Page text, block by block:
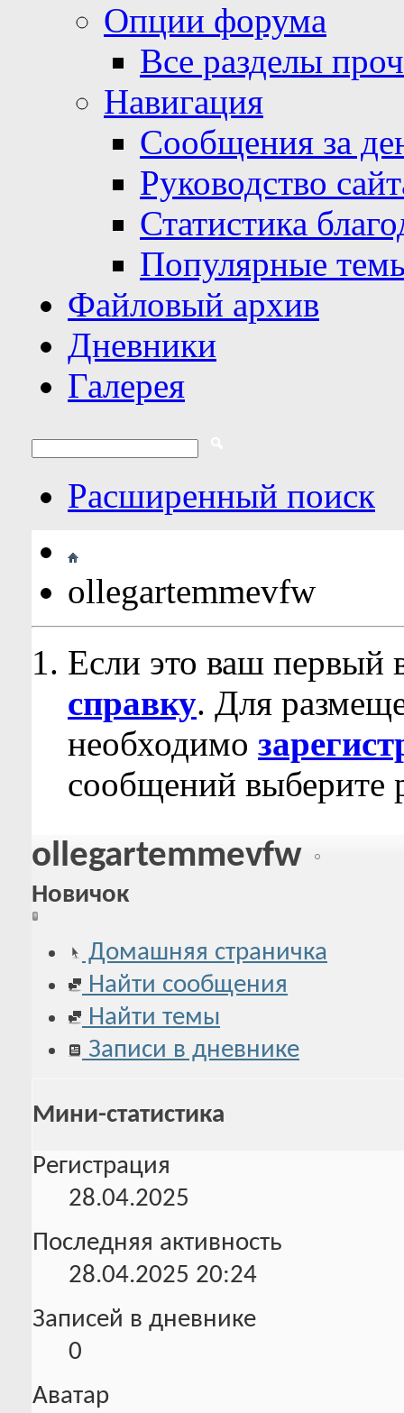
Опции форума
Все разделы
Навигация
Сообщения за
Руководство
Статистика
Популярные
Файловый архив
Дневники
Галерея
Расширенный поиск
ollegartemmevfw
Если это ваш первый
справку. Для
необходимо
сообщений выберите
ollegartemmevfw
Новичок
Домашняя страничка
Найти сообщения
Найти темы
Записи в дневнике
Мини-статистика
Регистрация
28.04.2025
Последняя активность
28.04.2025 20:24
Записей в дневнике
0
Аватар